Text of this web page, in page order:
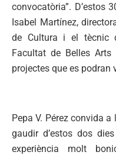
convocatòria”. D’estos
Isabel Martínez,
de Cultura i el tècnic
Facultat de Belles
projectes que es podran
Pepa V. Pérez convida
gaudir d’estos dos
experiència molt